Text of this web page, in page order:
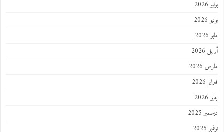
2026
2025